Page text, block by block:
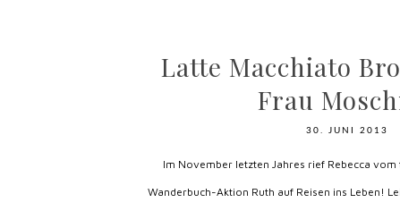
Latte Macchiato
Frau
30. JUNI 2013
Im November letzten Jahres rief Rebecca
Wanderbuch-Aktion Ruth auf Reisen ins Leben!